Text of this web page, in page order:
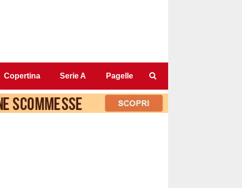
Copertina Serie A Pagelle